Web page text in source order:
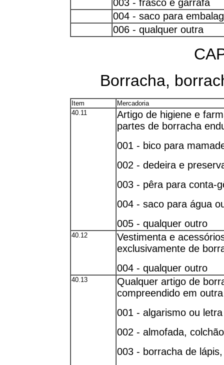
003 - frasco e garrafa
004 - saco para
006 - qualquer outra
Borracha,
Item
Mercadoria
40.11
Artigo de higiene e
partes de borracha
001 - bico para
002 - dedeira e
003 - pêra para conta-
004 - saco para água
005 - qualquer outro
40.12
Vestimenta e
exclusivamente de
004 - qualquer outro
40.13
Qualquer artigo de
compreendido em
001 - algarismo ou
002 - almofada,
003 - borracha de